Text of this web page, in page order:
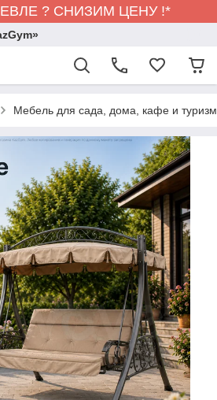
? СНИЗИМ ЦЕНУ !*
Мебель для сада, дома, кафе и